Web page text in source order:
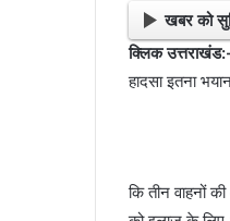
खबर को
क्लिक
हादसा इतना
कि तीन वाहनों